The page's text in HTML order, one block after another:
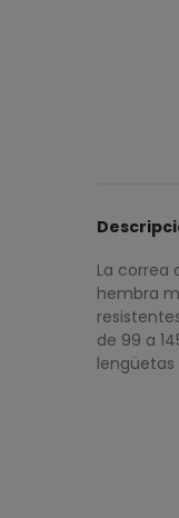
La correa
hembra
de 99 a